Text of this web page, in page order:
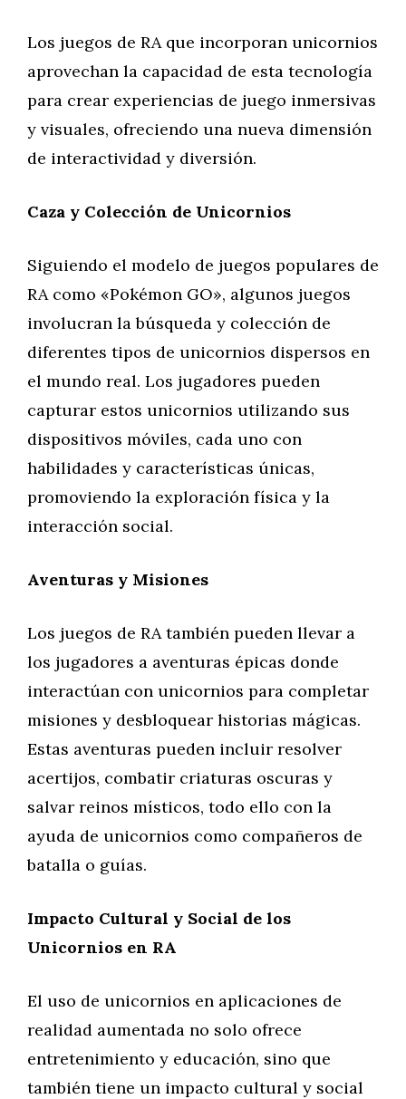
Los juegos de RA que incorporan unicornios
aprovechan la capacidad de esta tecnología
para crear experiencias de juego inmersivas
y visuales, ofreciendo una nueva dimensión
de interactividad y diversión.
Caza y Colección de Unicornios
Siguiendo el modelo de juegos populares de
RA como «Pokémon GO», algunos juegos
involucran la búsqueda y colección de
diferentes tipos de unicornios dispersos en
el mundo real. Los jugadores pueden
capturar estos unicornios utilizando sus
dispositivos móviles, cada uno con
habilidades y características únicas,
promoviendo la exploración física y la
interacción social.
Aventuras y Misiones
Los juegos de RA también pueden llevar a
los jugadores a aventuras épicas donde
interactúan con unicornios para completar
misiones y desbloquear historias mágicas.
Estas aventuras pueden incluir resolver
acertijos, combatir criaturas oscuras y
salvar reinos místicos, todo ello con la
ayuda de unicornios como compañeros de
batalla o guías.
Impacto Cultural y Social de los
Unicornios en RA
El uso de unicornios en aplicaciones de
realidad aumentada no solo ofrece
entretenimiento y educación, sino que
también tiene un impacto cultural y social